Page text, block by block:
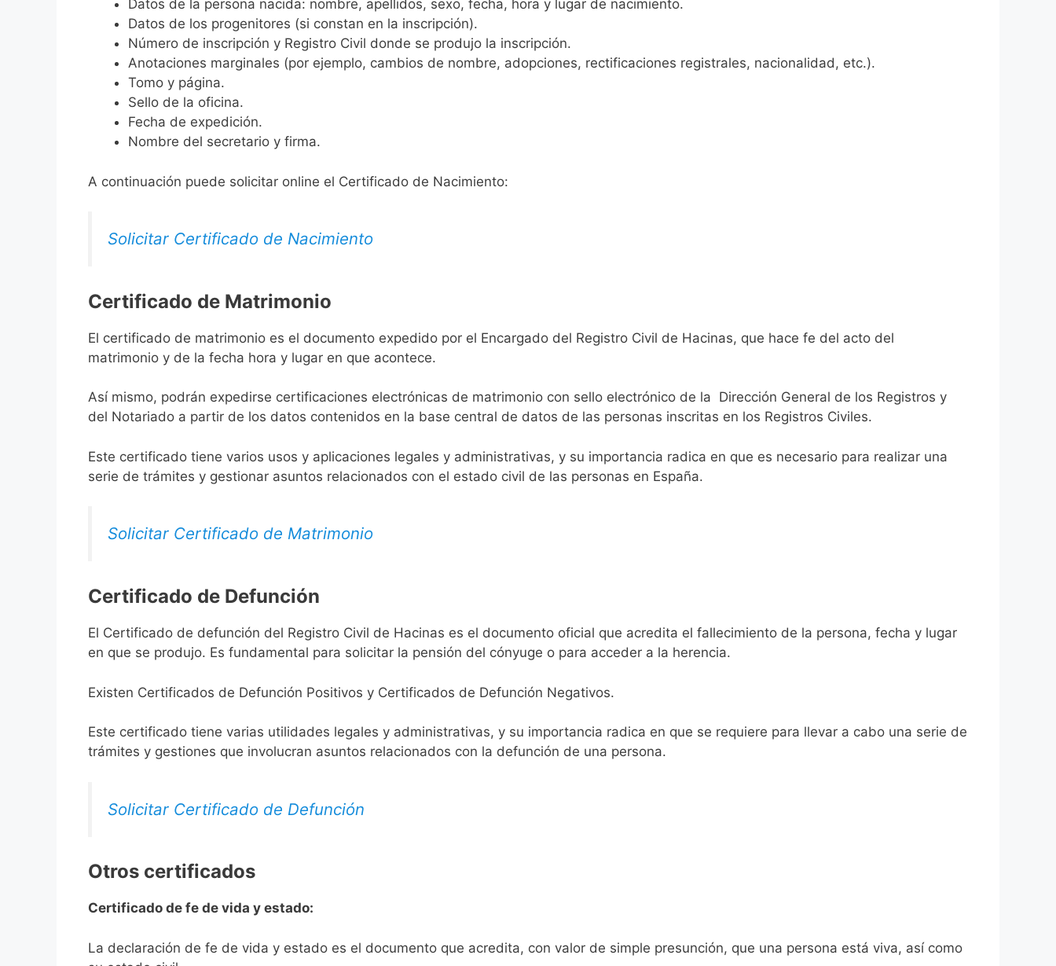
Datos de la persona nacida: nombre, apellidos, sexo, fecha, hora y lugar de nacimiento.
Datos de los progenitores (si constan en la inscripción).
Número de inscripción y Registro Civil donde se produjo la inscripción.
Anotaciones marginales (por ejemplo, cambios de nombre, adopciones, rectificaciones registrales, nacionalidad, etc.).
Tomo y página.
Sello de la oficina.
Fecha de expedición.
Nombre del secretario y firma.
A continuación puede solicitar online el Certificado de Nacimiento:
Solicitar Certificado de Nacimiento
Certificado de Matrimonio
El certificado de matrimonio es el documento expedido por el Encargado del Registro Civil de Hacinas, que hace fe del acto del
matrimonio y de la fecha hora y lugar en que acontece.
Así mismo, podrán expedirse certificaciones electrónicas de matrimonio con sello electrónico de la Dirección General de los Registros y
del Notariado a partir de los datos contenidos en la base central de datos de las personas inscritas en los Registros Civiles.
Este certificado tiene varios usos y aplicaciones legales y administrativas, y su importancia radica en que es necesario para realizar una
serie de trámites y gestionar asuntos relacionados con el estado civil de las personas en España.
Solicitar Certificado de Matrimonio
Certificado de Defunción
El Certificado de defunción del Registro Civil de Hacinas es el documento oficial que acredita el fallecimiento de la persona, fecha y lugar
en que se produjo. Es fundamental para solicitar la pensión del cónyuge o para acceder a la herencia.
Existen Certificados de Defunción Positivos y Certificados de Defunción Negativos.
Este certificado tiene varias utilidades legales y administrativas, y su importancia radica en que se requiere para llevar a cabo una serie de
trámites y gestiones que involucran asuntos relacionados con la defunción de una persona.
Solicitar Certificado de Defunción
Otros certificados
Certificado de fe de vida y estado:
La declaración de fe de vida y estado es el documento que acredita, con valor de simple presunción, que una persona está viva, así como